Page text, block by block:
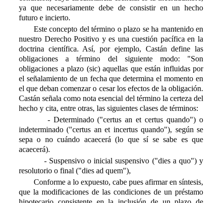
ya que necesariamente debe de consistir en un hecho
futuro e incierto.
Este concepto del término o plazo se ha mantenido en
nuestro Derecho Positivo y es una cuestión pacífica en la
doctrina científica. Así, por ejemplo, Castán define las
obligaciones a término del siguiente modo: "Son
obligaciones a plazo (sic) aquellas que están influidas por
el señalamiento de un fecha que determina el momento en
el que deban comenzar o cesar los efectos de la obligación.
Castán señala como nota esencial del término la certeza del
hecho y cita, entre otras, las siguientes clases de términos:
- Determinado ("certus an et certus quando") o
indeterminado ("certus an et incertus quando"), según se
sepa o no cuándo acaecerá (lo que sí se sabe es que
acaecerá).
- Suspensivo o inicial suspensivo ("dies a quo") y
resolutorio o final ("dies ad quem"),
Conforme a lo expuesto, cabe pues afirmar en síntesis,
que la modificaciones de las condiciones de un préstamo